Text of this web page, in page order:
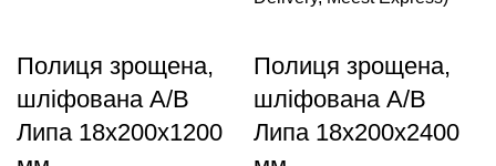
Полиця зрощена,
шліфована A/В
Липа 18х200х1200
Полиця зрощена,
шліфована A/В
Липа 18х200х2400